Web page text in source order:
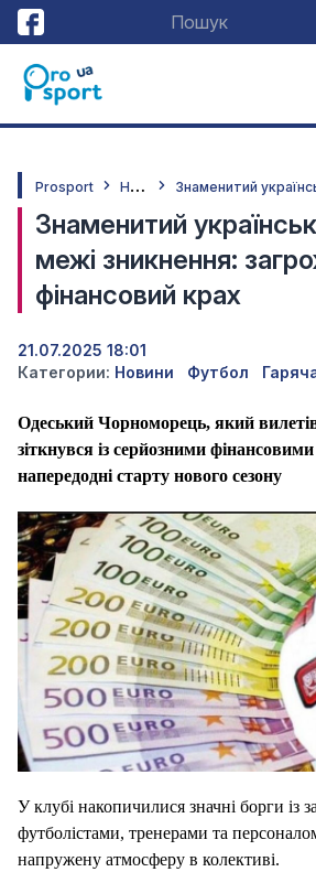
Prosport Н
овини
Знаменитий
межі зникнення:
фінансовий крах
21.07.2025 18:01
Категории: Новини Футбол
Одеський Чорноморець, який
зіткнувся із серйозними
напередодні старту нового сезону
У клубі накопичилися значні борги із
футболістами, тренерами та
напружену атмосферу в колективі.